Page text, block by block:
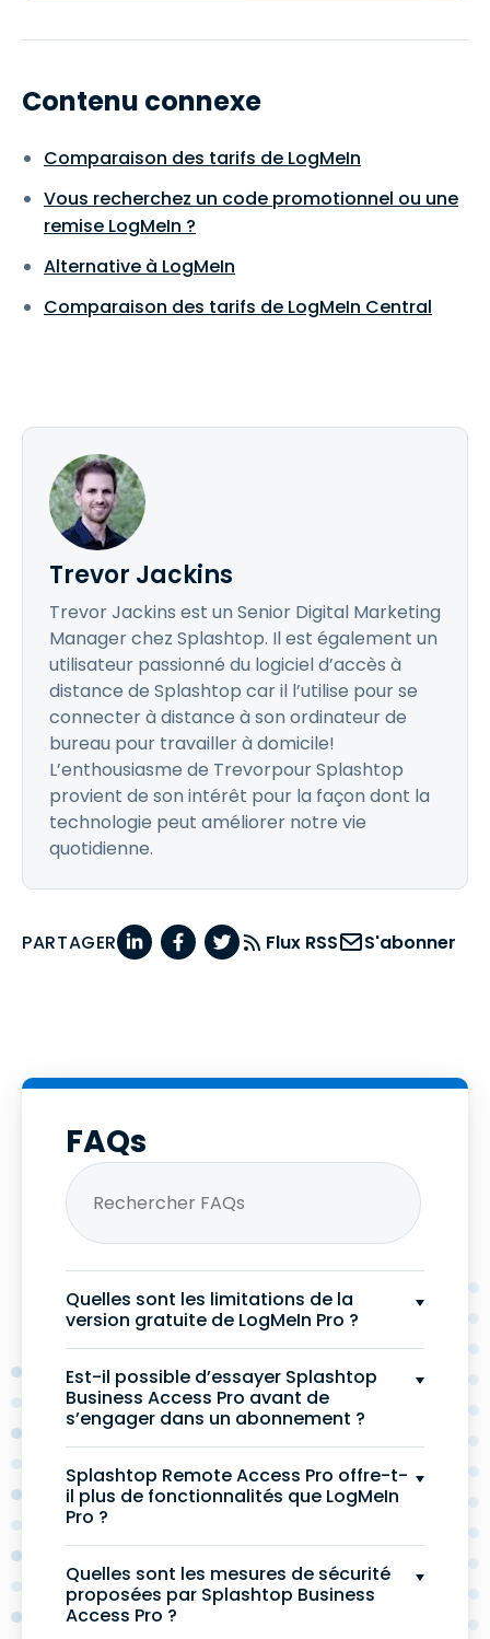
Contenu connexe
Comparaison des tarifs de LogMeIn
Vous recherchez un code promotionnel ou une
remise LogMeIn ?
Alternative à LogMeIn
Comparaison des tarifs de LogMeIn Central
Trevor Jackins
Trevor Jackins est un Senior Digital Marketing
Manager chez Splashtop. Il est également un
utilisateur passionné du logiciel d’accès à
distance de Splashtop car il l’utilise pour se
connecter à distance à son ordinateur de
bureau pour travailler à domicile!
L’enthousiasme de Trevorpour Splashtop
provient de son intérêt pour la façon dont la
technologie peut améliorer notre vie
quotidienne.
PARTAGER Flux RSS S'abonner
FAQs
Quelles sont les limitations de la
version gratuite de LogMeIn Pro ?
Est-il possible d’essayer Splashtop
Business Access Pro avant de
s’engager dans un abonnement ?
Splashtop Remote Access Pro offre-t-
il plus de fonctionnalités que LogMeIn
Pro ?
Quelles sont les mesures de sécurité
proposées par Splashtop Business
Access Pro ?